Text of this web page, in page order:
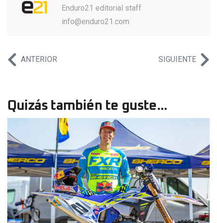
Enduro21 editorial staff
info@enduro21.com
ANTERIOR SIGUIENTE
Quizás también te guste...